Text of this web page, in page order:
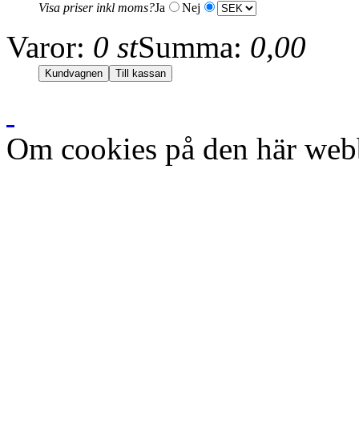
Visa priser inkl moms?Ja Nej
Varor: 0 stSumma: 0,00
Om cookies på den här